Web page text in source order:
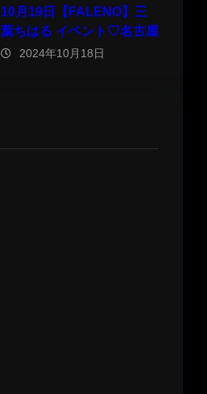
10月19日【FALENO】三
葉ちはる イベント♡名古屋
2024年10月18日